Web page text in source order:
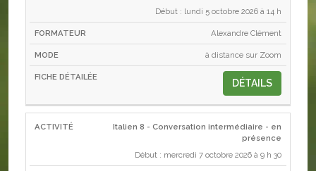
Début : lundi 5 octobre 2026 à 14 h
Alexandre Clément
à distance sur Zoom
DÉTAILS
Italien 8 - Conversation intermédiaire - en
présence
Début : mercredi 7 octobre 2026 à 9 h 30